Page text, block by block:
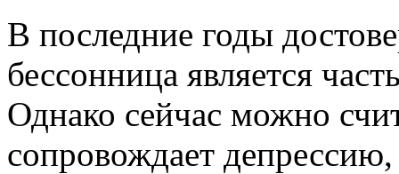
В последние годы
бессонница является
Однако сейчас можно
сопровождает